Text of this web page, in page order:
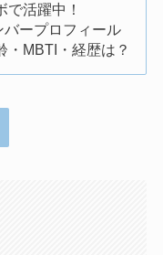
で活躍中！
ープロフィール
・MBTI・経歴は？